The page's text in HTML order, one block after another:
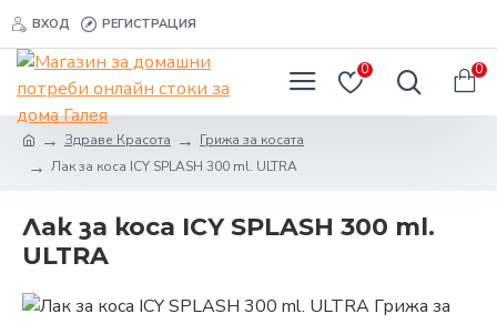
ВХОД РЕГИСТРАЦИЯ
0 0
Здраве Красота
Грижа за косата
Лак за коса ICY SPLASH 300 ml. ULTRA
Лак за коса ICY SPLASH 300 ml.
ULTRA